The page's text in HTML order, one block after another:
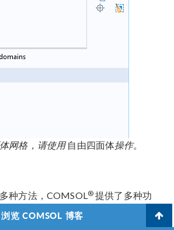
网格，请使用自由四面体操作。
种方法，COMSOL® 提供了多种功
成为可能。
浏览 COMSOL 博客